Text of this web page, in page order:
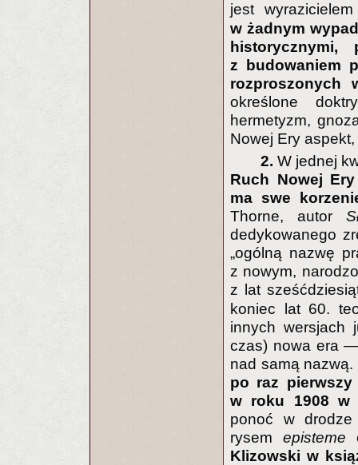
jest
w żadnym
z budowaniem
rozproszonych
określone
hermetyzm,
Nowej Ery
2. W jednej
Ruch Nowej
ma swe
Thorne, autor
dedykowanego
„ogólną nazwę
z nowym,
z lat
koniec lat 60.
innych wersjach
czas) nowa era
nad samą
po raz pierwszy
w roku 1908
ponoć w drodze
rysem episteme
Klizowski w